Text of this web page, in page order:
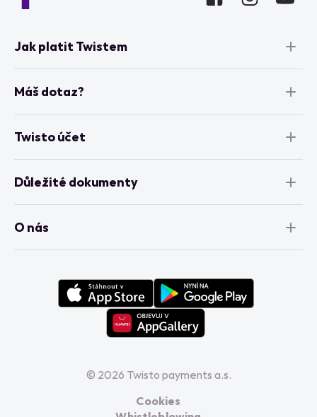
Jak platit Twistem
Máš dotaz?
Twisto účet
Důležité dokumenty
O nás
© 2026 Twisto payments a.s.
Cookies